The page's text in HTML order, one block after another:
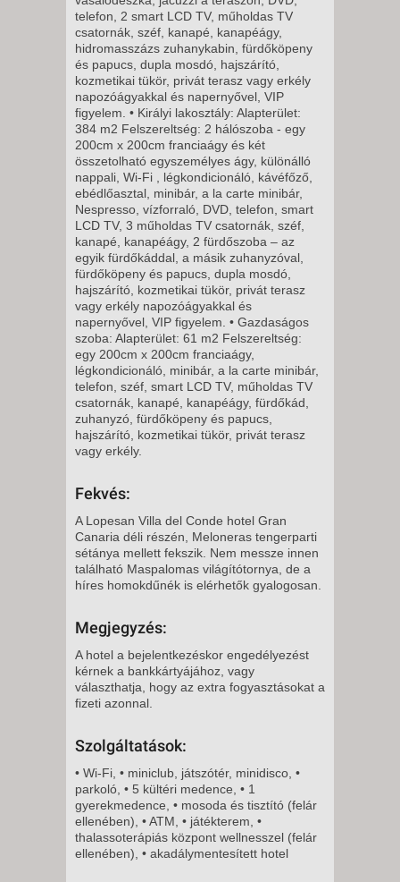
8 NAP / 7 ÉJSZAKA
2026. NOVEMBER 23., HÉTFŐ -
12 NAP / 11 ÉJSZAKA
2026. NOVEMBER 23., HÉTFŐ -
5 NAP / 4 ÉJSZAKA
2026. NOVEMBER 24., KEDD -
12 NAP / 11 ÉJSZAKA
2026. NOVEMBER 24., KEDD -
8 NAP / 7 ÉJSZAKA
2026. NOVEMBER 24., KEDD -
5 NAP / 4 ÉJSZAKA
2026. NOVEMBER 25., SZERDA
-
8 NAP / 7 ÉJSZAKA
2026. NOVEMBER 27., PÉNTEK
-
11 NAP / 10 ÉJSZAKA
-
2026. NOVEMBER 28.,
SZOMBAT -
8 NAP / 7 ÉJSZAKA
SZOMBAT -
11 NAP / 10 ÉJSZAKA
2026. NOVEMBER 30., HÉTFŐ -
2026. NOVEMBER 30., HÉTFŐ -
12 NAP / 11 ÉJSZAKA
2026. NOVEMBER 30., HÉTFŐ -
5 NAP / 4 ÉJSZAKA
telefon, 2 smart LCD TV, műholdas TV
csatornák, széf, kanapé, kanapéágy,
hidromasszázs zuhanykabin, fürdőköpeny
és papucs, dupla mosdó, hajszárító,
kozmetikai tükör, privát terasz vagy erkély
napozóágyakkal és napernyővel, VIP
figyelem. • Királyi lakosztály: Alapterület:
384 m2 Felszereltség: 2 hálószoba - egy
200cm x 200cm franciaágy és két
összetolható egyszemélyes ágy, különálló
nappali, Wi-Fi , légkondicionáló, kávéfőző,
ebédlőasztal, minibár, a la carte minibár,
Nespresso, vízforraló, DVD, telefon, smart
LCD TV, 3 műholdas TV csatornák, széf,
kanapé, kanapéágy, 2 fürdőszoba – az
egyik fürdőkáddal, a másik zuhanyzóval,
fürdőköpeny és papucs, dupla mosdó,
hajszárító, kozmetikai tükör, privát terasz
vagy erkély napozóágyakkal és
napernyővel, VIP figyelem. • Gazdaságos
szoba: Alapterület: 61 m2 Felszereltség:
egy 200cm x 200cm franciaágy,
légkondicionáló, minibár, a la carte minibár,
telefon, széf, smart LCD TV, műholdas TV
csatornák, kanapé, kanapéágy, fürdőkád,
zuhanyzó, fürdőköpeny és papucs,
hajszárító, kozmetikai tükör, privát terasz
vagy erkély.
Fekvés:
A Lopesan Villa del Conde hotel Gran
Canaria déli részén, Meloneras tengerparti
sétánya mellett fekszik. Nem messze innen
található Maspalomas világítótornya, de a
híres homokdűnék is elérhetők gyalogosan.
Megjegyzés:
A hotel a bejelentkezéskor engedélyezést
kérnek a bankkártyájához, vagy
választhatja, hogy az extra fogyasztásokat a
fizeti azonnal.
Szolgáltatások:
• Wi-Fi, • miniclub, játszótér, minidisco, •
parkoló, • 5 kültéri medence, • 1
gyerekmedence, • mosoda és tisztító (felár
ellenében), • ATM, • játékterem, •
thalassoterápiás központ wellnesszel (felár
ellenében), • akadálymentesített hotel